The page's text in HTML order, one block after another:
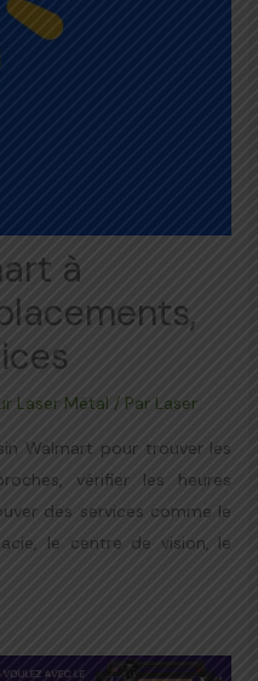
à
Laser Métal / Par Laser
Walmart pour trouver les
vérifier les heures
des services comme le
le centre de vision, le